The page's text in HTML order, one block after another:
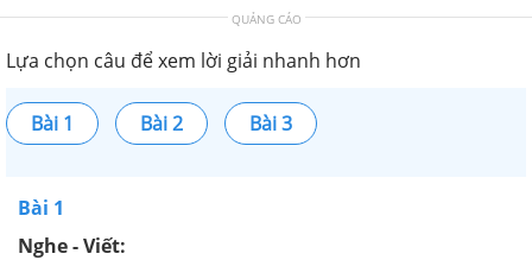
QUẢNG CÁO
Lựa chọn câu để xem lời giải nhanh hơn
Bài 1 Bài 2 Bài 3
Bài 1
Nghe - Viết: